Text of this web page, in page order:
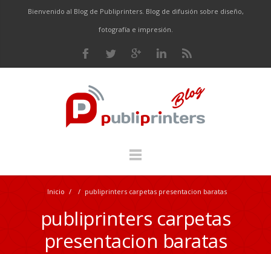
Bienvenido al Blog de Publiprinters. Blog de difusión sobre diseño,
fotografía e impresión.
Inicio / / publiprinters carpetas presentacion baratas
publiprinters carpetas
presentacion baratas